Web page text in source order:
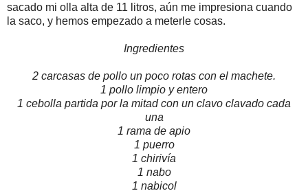
sacado mi olla alta de 11 litros, aún me impresiona cuando
la saco, y hemos empezado a meterle cosas.
Ingredientes
2 carcasas de pollo un poco rotas con el machete.
1 pollo limpio y entero
1 cebolla partida por la mitad con un clavo clavado cada
una
1 rama de apio
1 puerro
1 chirivía
1 nabo
1 nabicol